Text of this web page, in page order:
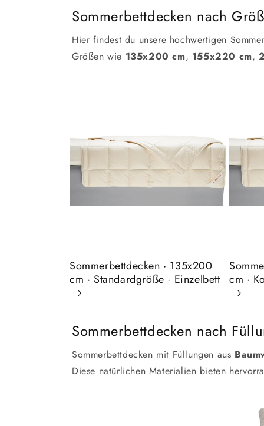
Sommerbettdecken nach
Hier findest du unsere hochwertigen
Größen wie 135x200 cm, 155x220 cm,
Sommerbettdecken · 135x200
cm · Standardgröße · Einzelbett cm ·
Sommerbettdecken nach
Sommerbettdecken mit Füllungen aus
Diese natürlichen Materialien bieten